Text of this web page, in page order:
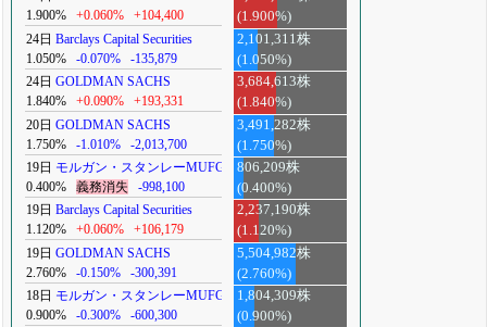
1.900%
+0.060% +104,400
(1.900%)
24日 Barclays Capital Securities
1.050%
-0.070% -135,879
2,101,311株
(1.050%)
24日 GOLDMAN SACHS
1.840%
+0.090% +193,331
3,684,613株
(1.840%)
20日 GOLDMAN SACHS
1.750%
-1.010% -2,013,700
3,491,282株
(1.750%)
19日 モルガン・スタンレーMUFG
0.400%
義務消失 -998,100
806,209株
(0.400%)
19日 Barclays Capital Securities
1.120%
+0.060% +106,179
2,237,190株
(1.120%)
19日 GOLDMAN SACHS
2.760%
-0.150% -300,391
5,504,982株
(2.760%)
18日 モルガン・スタンレーMUFG
0.900%
-0.300% -600,300
1,804,309株
(0.900%)